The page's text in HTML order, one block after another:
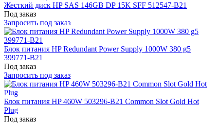
Жесткий диск HP SAS 146GB DP 15K SFF 512547-B21
Под заказ
Запросить под заказ
Блок питания HP Redundant Power Supply 1000W 380 g5
399771-B21
Под заказ
Запросить под заказ
Блок питания HP 460W 503296-B21 Common Slot Gold Hot
Plug
Под заказ